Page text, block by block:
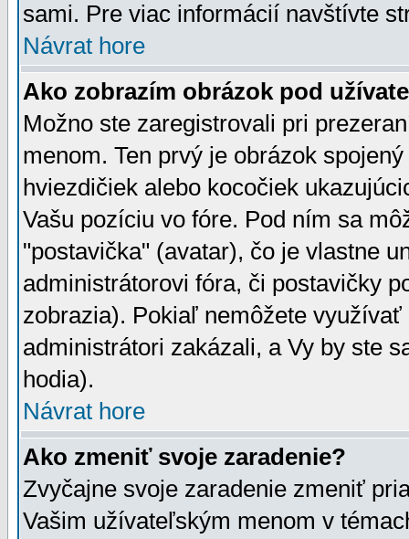
sami. Pre viac informácií navštívte
Návrat hore
Ako zobrazím obrázok pod
Možno ste zaregistrovali pri
menom. Ten prvý je obrázok
hviezdičiek alebo kocočiek
Vašu pozíciu vo fóre. Pod ním sa
"postavička" (avatar), čo je vlastne
administrátorovi fóra, či postavičky
zobrazia). Pokiaľ nemôžete
administrátori zakázali, a Vy by ste
hodia).
Návrat hore
Ako zmeniť svoje zaradenie?
Zvyčajne svoje zaradenie zmeniť
Vašim užívateľským menom v